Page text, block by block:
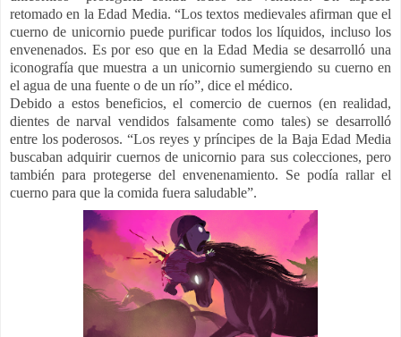
retomado en la Edad Media. “Los textos medievales afirman que el
cuerno de unicornio puede purificar todos los líquidos, incluso los
envenenados. Es por eso que en la Edad Media se desarrolló una
iconografía que muestra a un unicornio sumergiendo su cuerno en
el agua de una fuente o de un río”, dice el médico.
Debido a estos beneficios, el comercio de cuernos (en realidad,
dientes de narval vendidos falsamente como tales) se desarrolló
entre los poderosos. “Los reyes y príncipes de la Baja Edad Media
buscaban adquirir cuernos de unicornio para sus colecciones, pero
también para protegerse del envenenamiento. Se podía rallar el
cuerno para que la comida fuera saludable”.